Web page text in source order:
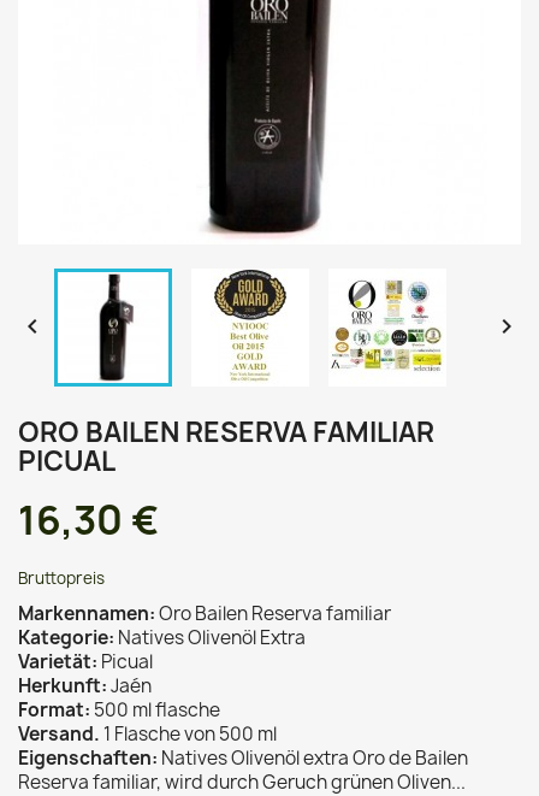
 
ORO BAILEN RESERVA FAMILIAR
PICUAL
16,30 €
Bruttopreis
Markennamen:Oro Bailen Reserva familiar
Kategorie: Natives Olivenöl Extra
Varietät: Picual
Herkunft:Jaén
Format: 500 ml flasche
Versand. 1 Flasche von 500 ml
Eigenschaften: Natives Olivenöl extra Oro de Bailen
Reserva familiar, wird durch Geruch grünen Oliven...